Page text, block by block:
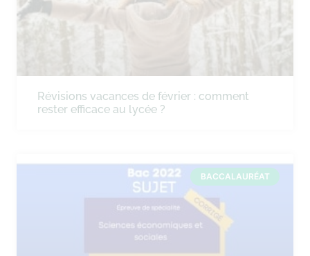
Révisions vacances de février : comment
rester efficace au lycée ?
BACCALAURÉAT